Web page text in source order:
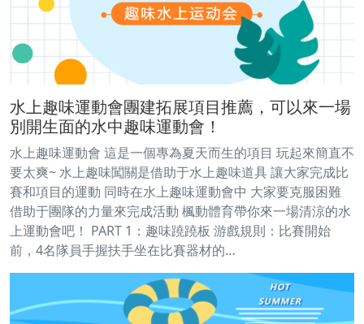
水上趣味運動會團建拓展項目推薦，可以來一場
別開生面的水中趣味運動會！
水上趣味運動會 這是一個專為夏天而生的項目 玩起來簡直不
要太爽~ 水上趣味闖關是借助于水上趣味道具 讓大家完成比
賽和項目的運動 同時在水上趣味運動會中 大家要克服困難
借助于團隊的力量來完成活動 楓動體育帶你來一場清涼的水
上運動會吧！ PART 1：趣味蹺蹺板 游戲規則：比賽開始
前，4名隊員手握扶手坐在比賽器材的…